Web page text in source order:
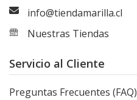
info@tiendamarilla.cl
Nuestras Tiendas
Servicio al Cliente
Preguntas Frecuentes (FAQ)